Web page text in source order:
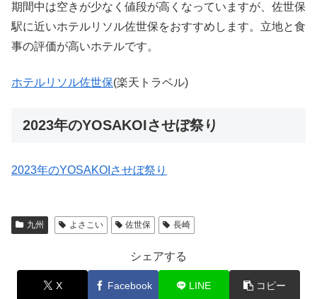
期間中は空きが少なく値段が高くなっていますが、佐世保
駅に近いホテルリソル佐世保をおすすめします。立地と食
事の評価が高いホテルです。
ホテルリソル佐世保(楽天トラベル)
2023年のYOSAKOIさせぼ祭り
2023年のYOSAKOIさせぼ祭り
九州 よさこい 佐世保 長崎
シェアする
X Facebook LINE コピー